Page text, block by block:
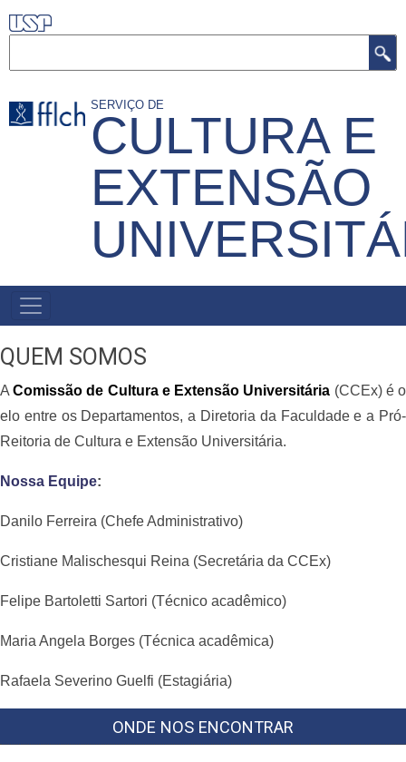
Pular
para
principal
SERVIÇO DE
CULTURA E
EXTENSÃO
MENU
PRIMÁRIO
QUEM SOMOS
AComissão de Cultura e Extensão Universitária (CCEx) é o
elo entre os Departamentos, a Diretoria da Faculdade e a Pró-
Reitoria de Cultura e Extensão Universitária.
Nossa Equipe:
Danilo Ferreira (Chefe Administrativo)
Cristiane Malischesqui Reina (Secretária da CCEx)
Felipe Bartoletti Sartori (Técnico acadêmico)
Maria Angela Borges (Técnica acadêmica)
Rafaela Severino Guelfi (Estagiária)
ONDE NOS ENCONTRAR